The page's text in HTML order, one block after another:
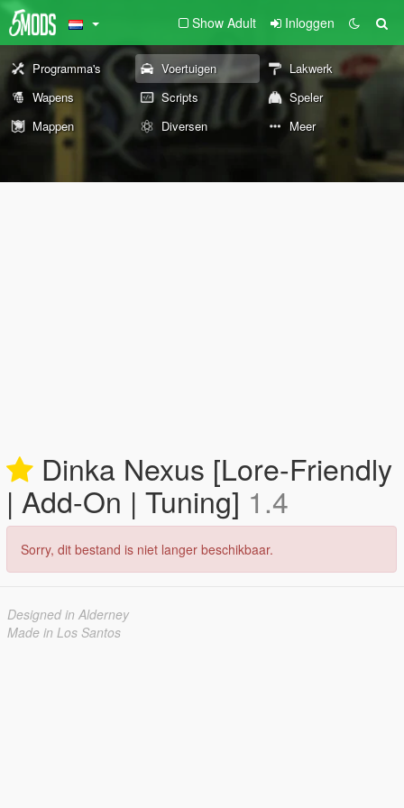
Show Adult Inloggen
Programma's Voertuigen
Lakwerk
Wapens
Scripts
Speler
Mappen
Diversen Meer
Dinka Nexus [Lore-Friendly
| Add-On | Tuning] 1.4
Sorry, dit bestand is niet langer beschikbaar.
Designed in Alderney
Made in Los Santos